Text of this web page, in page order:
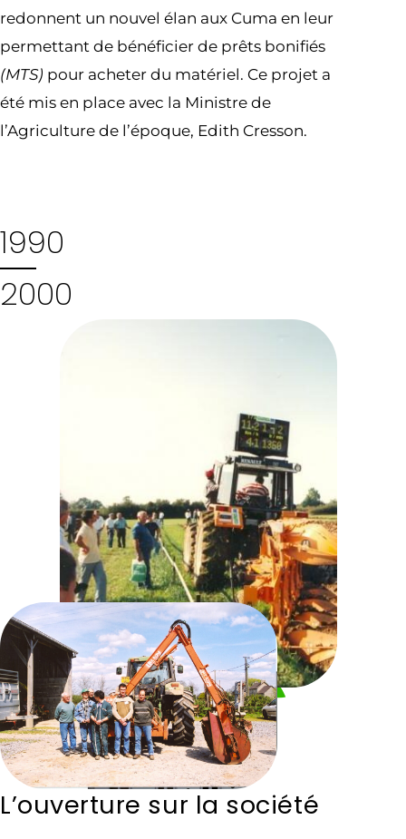
redonnent un nouvel élan aux Cuma en leur
permettant de bénéficier de prêts bonifiés
(MTS) pour acheter du matériel. Ce projet a
été mis en place avec la Ministre de
l’Agriculture de l’époque, Edith Cresson.
1990
2000
L’ouverture sur la société